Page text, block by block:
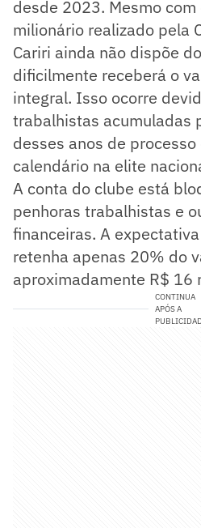
desde 2023. Mesmo
milionário realizado pela
Cariri ainda não dispõe
dificilmente receberá o
integral. Isso ocorre
trabalhistas acumuladas
desses anos de
calendário na elite
A conta do clube está
penhoras trabalhistas e
financeiras. A
retenha apenas 20% do
aproximadamente R$ 16
CONTINUA
APÓS A